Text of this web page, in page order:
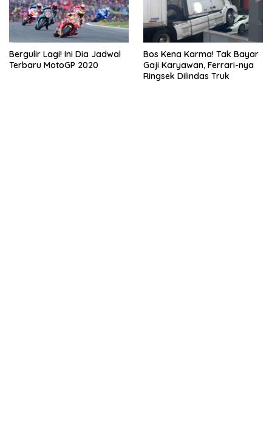
Bergulir Lagi! Ini Dia Jadwal
Terbaru MotoGP 2020
Bos Kena Karma! Tak Bayar
Gaji Karyawan, Ferrari-nya
Ringsek Dilindas Truk